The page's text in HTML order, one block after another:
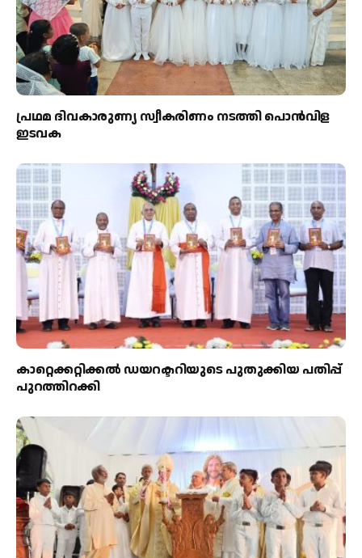
പ്രഥമ ദിവകാരുണ്യ സ്വീകരിണം നടത്തി പൊൻവിള
ഇടവക
കാറ്റെക്കറ്റിക്കൽ ഡയറക്ടറിയുടെ പുതുക്കിയ പതിപ്പ്
പുറത്തിറക്കി